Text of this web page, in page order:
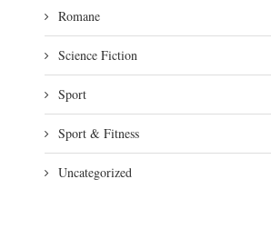
Romane
Science Fiction
Sport
Sport & Fitness
Uncategorized